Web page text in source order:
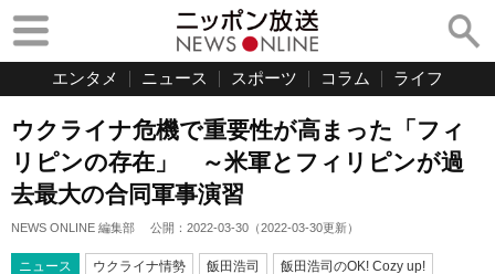
エンタメ ニュース スポーツ コラム ライフ
ウクライナ危機で重要性が高まった「フィ
リピンの存在」 ～米軍とフィリピンが過
去最大の合同軍事演習
NEWS ONLINE 編集部 公開： 2022-03-30 （2022-03-30更新）
ニュース ウクライナ情勢 飯田浩司 飯田浩司のOK! Cozy up!